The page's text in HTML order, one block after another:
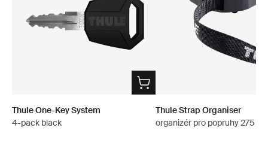
Thule One-Key System
4-pack black
Thule Strap Organiser
organizér pro popruhy 275